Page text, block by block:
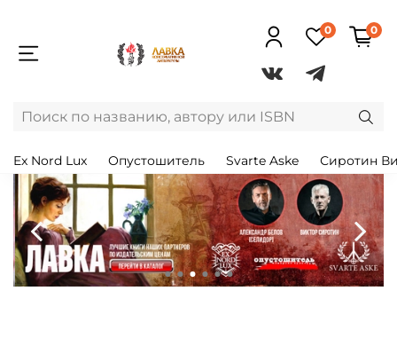
0 0
Ex Nord Lux Опустошитель Svarte Aske Сиротин